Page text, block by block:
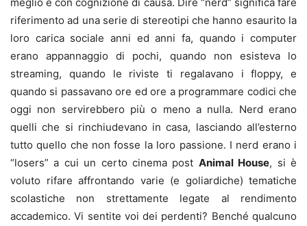
riferimento ad una serie di stereotipi che hanno esaurito la
loro carica sociale anni ed anni fa, quando i computer
erano appannaggio di pochi, quando non esisteva lo
streaming, quando le riviste ti regalavano i floppy, e
quando si passavano ore ed ore a programmare codici che
oggi non servirebbero più o meno a nulla. Nerd erano
quelli che si rinchiudevano in casa, lasciando all’esterno
tutto quello che non fosse la loro passione. I nerd erano i
“losers” a cui un certo cinema post Animal House, si è
voluto rifare affrontando varie (e goliardiche) tematiche
scolastiche non strettamente legate al rendimento
accademico. Vi sentite voi dei perdenti? Benché qualcuno